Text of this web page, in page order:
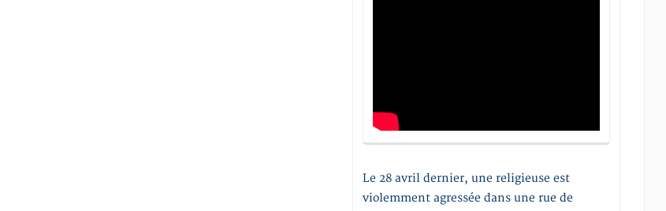
Le 28 avril dernier, une religieuse est
violemment agressée dans une rue de